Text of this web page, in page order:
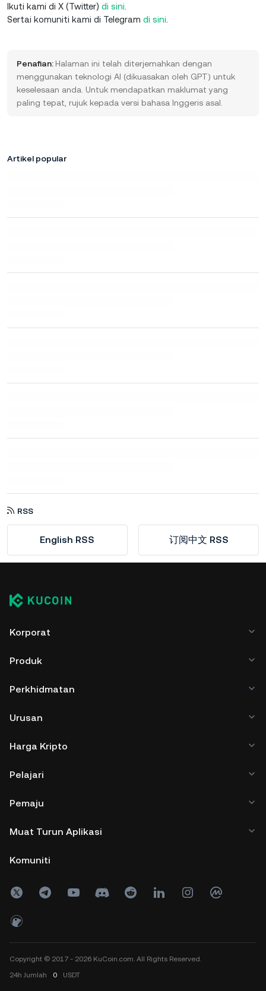
Ikuti kami di X (Twitter) di sini
Sertai komuniti kami di Telegram di sini
Penafian: Halaman ini telah diterjemahkan dengan
menggunakan teknologi AI (dikuasakan oleh GPT) untuk
keselesaan anda. Untuk mendapatkan maklumat yang
paling tepat, rujuk kepada versi bahasa Inggeris asal.
Artikel popular
RSS
English RSS 订阅中文 RSS
Korporat
Produk
Perkhidmatan
Urusan
Harga Kripto
Pelajari
Pemaju
Muat Turun Aplikasi
Komuniti
Copyright © 2017 - 2026 KuCoin.com. All Rights Reserved.
24h Jumlah 0 USDT